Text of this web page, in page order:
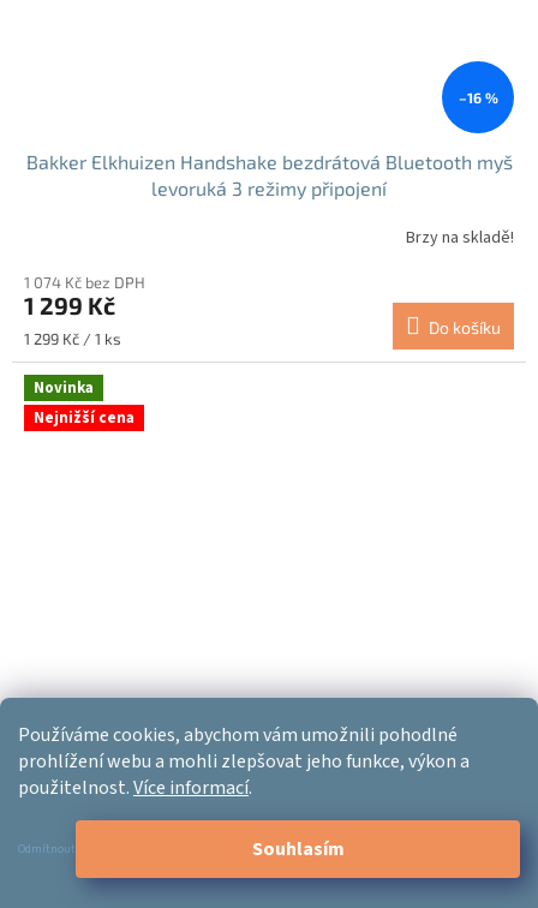
Používáme cookies, abychom vám umožnili pohodlné
prohlížení webu a mohli zlepšovat jeho funkce, výkon a
použitelnost.Více informací.
Odmítnout Souhlasím
–16 %
Bakker Elkhuizen Handshake bezdrátová Bluetooth myš
levoruká 3 režimy připojení
Brzy na skladě!
1 074 Kč bez DPH
1 299 Kč
Měrná
cena:
1 299 Kč / 1 ks
Do košíku
Novinka
Nejnižší cena
R-GO Tools HE Break SMALL bezdrátová Bluetooth myš